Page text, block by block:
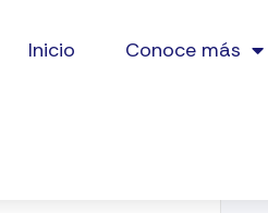
Inicio Conoce más